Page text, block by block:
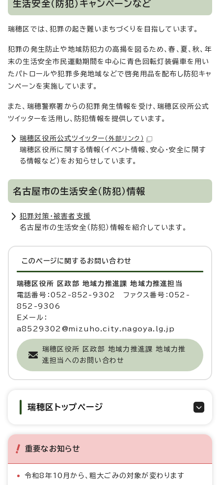
生活安全（防犯）キャンペーンなど
瑞穂区では、犯罪の起き難いまちづくりを目指しています。
犯罪の発生防止や地域防犯力の高揚を図るため、春、夏、秋、年
末の生活安全市民運動期間を中心に青色回転灯装備車を用い
たパトロールや犯罪多発地域などで啓発用品を配布し防犯キャ
ンペーンを実施しています。
また、瑞穂警察署からの犯罪発生情報を受け、瑞穂区役所公式
ツイッターを活用し、防犯情報を提供しています。
瑞穂区役所公式ツイッター （外部リンク）
瑞穂区役所に関する情報（イベント情報、安心・安全に関す
る情報など）をお知らせしています。
名古屋市の生活安全（防犯）情報
犯罪対策・被害者支援
名古屋市の生活安全（防犯）情報を紹介しています。
このページに関する お問い合わせ
瑞穂区役所 区政部 地域力推進課 地域力推進担当
電話番号：052-852-9302 ファクス番号：052-
852-9306
Eメール：
a8529302@mizuho.city.nagoya.lg.jp
瑞穂区役所 区政部 地域力推進課 地域力推
進担当へのお問い合わせ
瑞穂区トップページ
重要なお知らせ
令和8年10月から、粗大ごみの対象が変わります